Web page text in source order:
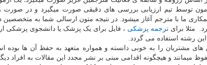
توسط تیم ارزیابی بررسی های دقیقی صورت میگیرد و در صورت
ما با مترجم آغاز می­شود. در نتیجه متون ارسالی شما به
مثلا برای ترجمه پزشکی ، فایل برای یک پزشک یا دانشجوی پزشکی
رشته استفاده می گردد.
های مشتریان را به خوبی دانسته و همواره متعهد به حفظ آن ها بوده
می­مانند و هیچگونه اقدامی مبنی بر نشر مجدد این مقالات به افراد